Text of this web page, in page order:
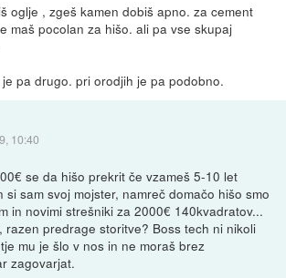
oglje , zgeš kamen dobiš apno. za cement
maš pocolan za hišo. ali pa vse skupaj
pa drugo. pri orodjih je pa podobno.
10:40
se da hišo prekrit če vzameš 5-10 let
si sam svoj mojster, namreč domačo hišo smo
in novimi strešniki za 2000€ 140kvadratov...
razen predrage storitve? Boss tech ni nikoli
mu je šlo v nos in ne moraš brez
zagovarjat.